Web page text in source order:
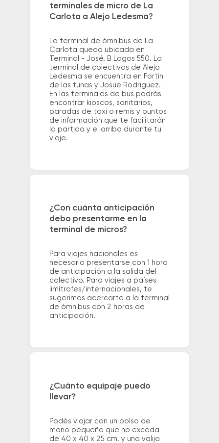
terminales de micro de La
Carlota a Alejo Ledesma?
La terminal de ómnibus de La
Carlota queda ubicada en
Terminal - José. B Lagos 550. La
terminal de colectivos de Alejo
Ledesma se encuentra en Fortin
de las tunas y Josue Rodriguez.
En las terminales de bus podrás
encontrar kioscos, sanitarios,
paradas de taxi o remis y puntos
de información que te facilitarán
la partida y el arribo durante tu
viaje.
¿Con cuánta anticipación
debo presentarme en la
terminal de micros?
Para viajes nacionales es
necesario presentarse con 1 hora
de anticipación a la salida del
colectivo. Para viajes a países
limítrofes/internacionales, te
sugerimos acercarte a la terminal
de ómnibus con 2 horas de
anticipación.
¿Cuánto equipaje puedo
llevar?
Podés viajar con un bolso de
mano pequeño que no exceda
de 40 x 40 x 25 cm. y una valija